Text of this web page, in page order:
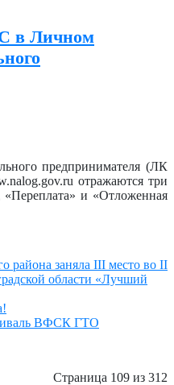
в Личном
предпринимателя (ЛК
отражаются три
и «Отложенная
района заняла III место во II
области «Лучший
ВФСК ГТО
Страница 109 из 312